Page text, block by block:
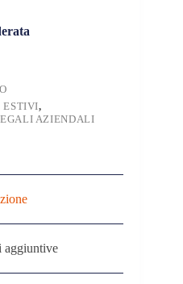
ESTIVI,
AZIENDALI
aggiuntive